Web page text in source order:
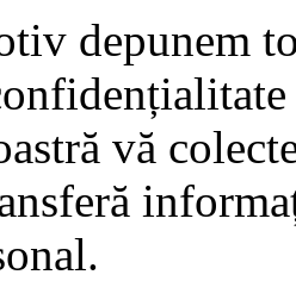
depunem
vă